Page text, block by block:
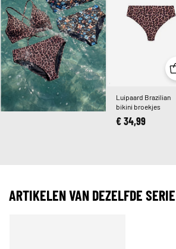
Luipaard Brazilian
bikini broekjes
€ 34,99
ARTIKELEN VAN DEZELFDE SERIE